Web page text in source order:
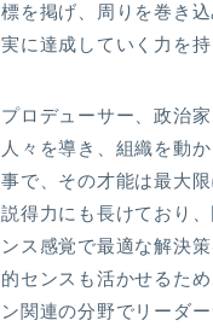
を掲げ、周りを巻き
に達成していく力を持
ロデューサー、政治
々を導き、組織を動
で、その才能は最大
得力にも長けており
ス感覚で最適な解決
センスも活かせるた
関連の分野でリーダ
お誕生日占